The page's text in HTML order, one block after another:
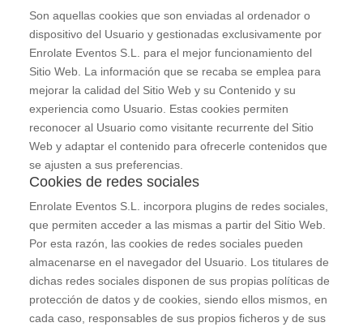
Son aquellas cookies que son enviadas al ordenador o
dispositivo del Usuario y gestionadas exclusivamente por
Enrolate Eventos S.L.
para el mejor funcionamiento del
Sitio Web. La información que se recaba se emplea para
mejorar la calidad del Sitio Web y su Contenido y su
experiencia como Usuario. Estas cookies permiten
reconocer al Usuario como visitante recurrente del Sitio
Web y adaptar el contenido para ofrecerle contenidos que
se ajusten a sus preferencias.
Cookies de redes sociales
Enrolate Eventos S.L.
incorpora plugins de redes sociales,
que permiten acceder a las mismas a partir del Sitio Web.
Por esta razón, las cookies de redes sociales pueden
almacenarse en el navegador del Usuario. Los titulares de
dichas redes sociales disponen de sus propias políticas de
protección de datos y de cookies, siendo ellos mismos, en
cada caso, responsables de sus propios ficheros y de sus